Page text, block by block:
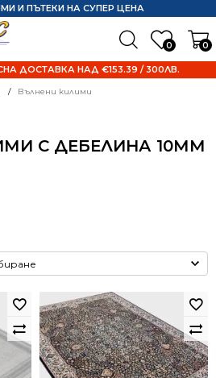
0 0
И ПЪТЕКИ НА СУПЕР ЦЕНА
ДОСТАВКА НАД €153.39 / 300ЛВ.
Вълнени килими
С ДЕБЕЛИНА 10ММ